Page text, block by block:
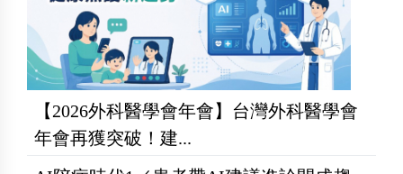
【2026外科醫學會年會】台灣外科醫學會
年會再獲突破！建...